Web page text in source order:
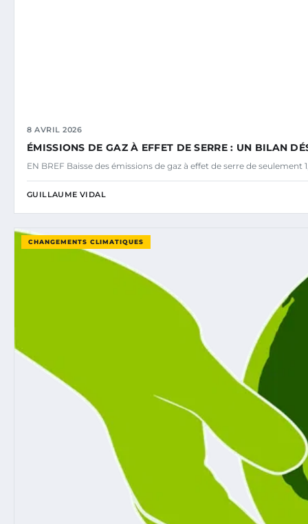
8 AVRIL 2026
ÉMISSIONS DE GAZ À EFFET DE SERRE : UN BILAN
EN BREF Baisse des émissions de gaz à effet de serre de seulement
GUILLAUME VIDAL
CHANGEMENTS CLIMATIQUES